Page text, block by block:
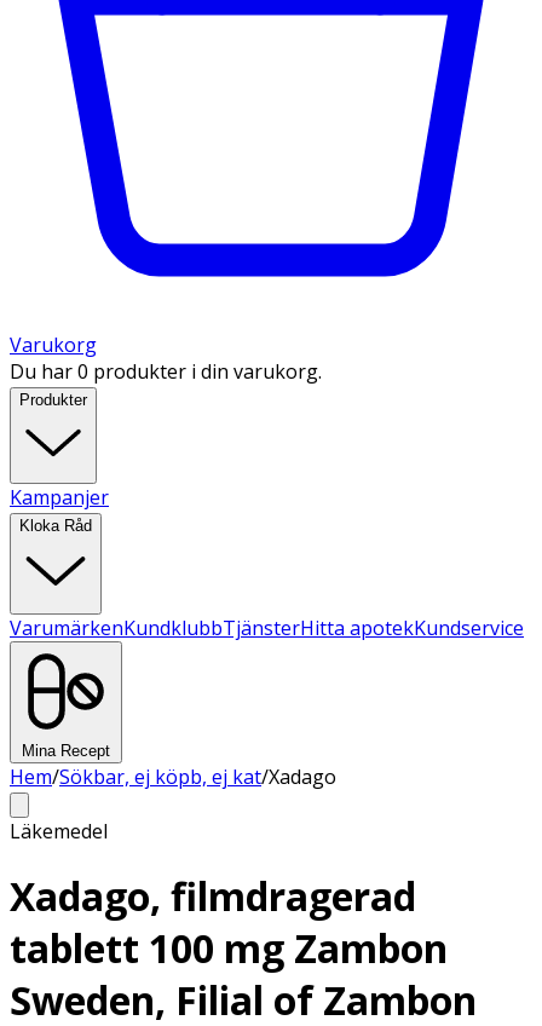
Varukorg
Du har 0 produkter i din varukorg.
Produkter
Kampanjer
Kloka Råd
VarumärkenKundklubbTjänsterHitta apotekKundservice
Mina Recept
Hem/Sökbar, ej köpb, ej kat/Xadago
Läkemedel
Xadago, filmdragerad
tablett 100 mg Zambon
Sweden, Filial of Zambon